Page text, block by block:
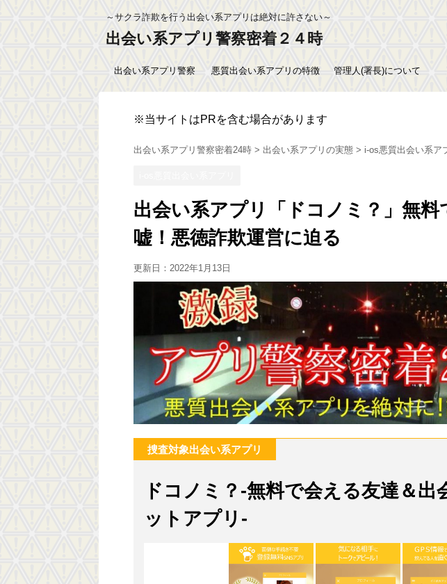
～サクラ詐欺を行う出会い系アプリは絶対に許さない～
出会い系アプリ警察密着２４時
出会い系アプリ警察 悪質出会い系アプリの特徴 管理人(署長)について
※当サイトはPRを含む場合があります
出会い系アプリ警察密着24時 > 出会い系アプリの実態 > i-os悪質出会い系ア
出会い系アプリ「ドコノミ？」無料
嘘！悪徳詐欺運営に迫る
更新日： 2022年1月13日
捜査対象出会い系アプリ
ドコノミ？-無料で会える友達＆出
ットアプリ-